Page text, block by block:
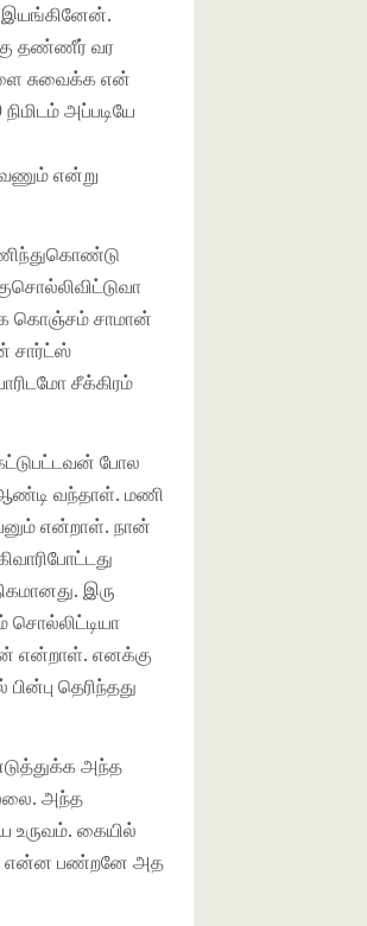
இயங்கினேன்.
தண்ணீர் வர
சுவைக்க என்
அப்படியே
என்று
கொஞ்சம் சாமான்
சார்ட்ஸ்
சீக்கிரம்
போல
வந்தாள். மணி
என்றாள். நான்
இரு
என்றாள். எனக்கு
தெரிந்தது
அந்த
அந்த
உருவம். கையில்
என்ன பண்றனே அத